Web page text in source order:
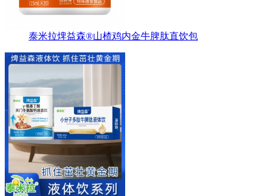
泰米拉焷益森®山楂鸡内金牛脾肽直饮包